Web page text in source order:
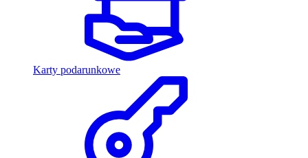
Karty podarunkowe